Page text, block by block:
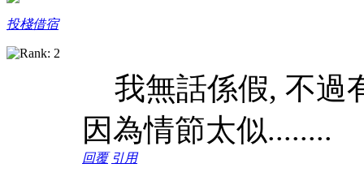
投棧借宿
我無話係假, 不過
因為情節太似........
回覆 引用